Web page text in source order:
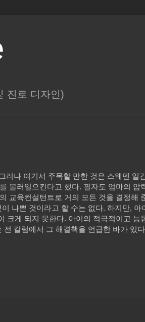
진로 디자인)
나 여기서 주목할 만한 것은 스웨덴 일
불러일으킨다고 했다. 필자도 엄마의 압
교육컨설턴트로 거의 모든 것을 결정해
나쁜 것이라고 할 수는 없다. 하지만, 아
크게 되지 못한다. 아이의 적극적이고 능
칼럼에서 그 해결책을 언급한 바가 있